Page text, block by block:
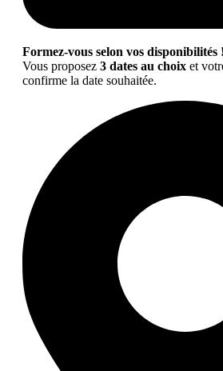
Formez-vous selon vos disponibilités !
Vous proposez 3 dates au choix et
confirme la date souhaitée.